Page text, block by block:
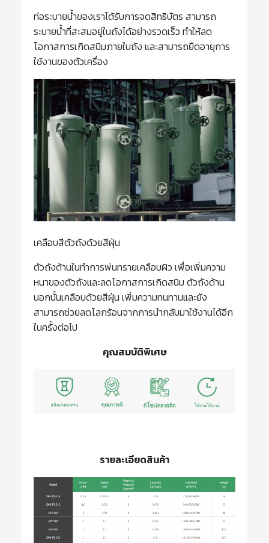
ท่อระบายน้ำของเราได้รับการจดสิทธิบัตร สามารถ
ระบายน้ำที่สะสมอยู่ในถังได้อย่างรวดเร็ว ทำให้ลด
โอกาสการเกิดสนิมภายในถัง และสามารถยืดอายุการ
ใช้งานของตัวเครื่อง
เคลือบสีตัวถังด้วยสีฝุ่น
ตัวถังด้านในทำการพ่นทรายเคลือบผิว เพื่อเพิ่มความ
หนาของตัวถังและลดโอกาสการเกิดสนิม ตัวถังด้าน
นอกนั้นเคลือบด้วยสีฝุ่น เพิ่มความทนทานและยัง
สามารถช่วยลดโลกร้อนจากการนำกลับมาใช้งานได้อีก
ในครั้งต่อไป
คุณสมบัติพิเศษ
รายละเอียดสินค้า